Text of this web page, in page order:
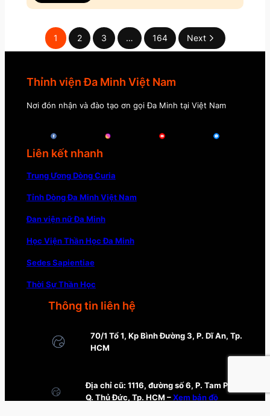
1 2 3 … 164 Next
Thỉnh viện Đa Minh Việt Nam
Nơi đón nhận và đào tạo ơn gọi Đa Minh tại Việt Nam
Liên kết nhanh
Trung Ương Dòng Curia
Tỉnh Dòng Đa Minh Việt Nam
Đan viện nữ Đa Minh
Học Viện Thần Học Đa Minh
Sedes Sapientiae
Thời Sự Thần Học
Thông tin liên hệ
70/1 Tổ 1, Kp Bình Đường 3, P. Dĩ An, Tp.
HCM
Địa chỉ cũ: 1116, đường số 6, P. Tam Phú,
Q. Thủ Đức, Tp. HCM –Xem bản đồ